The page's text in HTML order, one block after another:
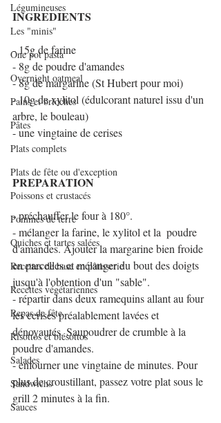
Légumineuses
Les "minis"
One pot pasta
Overnight oatmeal
Pains et brioches
Pâtes
Plats complets
Plats de fête ou d'exception
Poissons et crustacés
Pommes de terre
Quiches et tartes salées
Recettes de base en pâtisserie
Recettes végétariennes
Repas de fête
Risottos et blésottos
Salades
Sandwichs
Sauces
INGREDIENTS
- 15g de farine
- 8g de poudre d'amandes
- 8g de margarine (St Hubert pour moi)
- 10g de xylitol (édulcorant naturel issu d'un
arbre, le bouleau)
- une vingtaine de cerises
PREPARATION
- préchauffer le four à 180°.
- mélanger la farine, le xylitol et la  poudre
d'amandes. Ajouter la margarine bien froide
en parcelles et mélanger du bout des doigts
jusqu'à l'obtention d'un "sable".
- répartir dans deux ramequins allant au four
les cerises préalablement lavées et
dénoyautés. Saupoudrer de crumble à la
poudre d'amandes.
- enfourner une vingtaine de minutes. Pour
plus de croustillant, passez votre plat sous le
grill 2 minutes à la fin.